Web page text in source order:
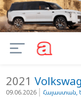
2021
09.06.2026 Հայաստան,